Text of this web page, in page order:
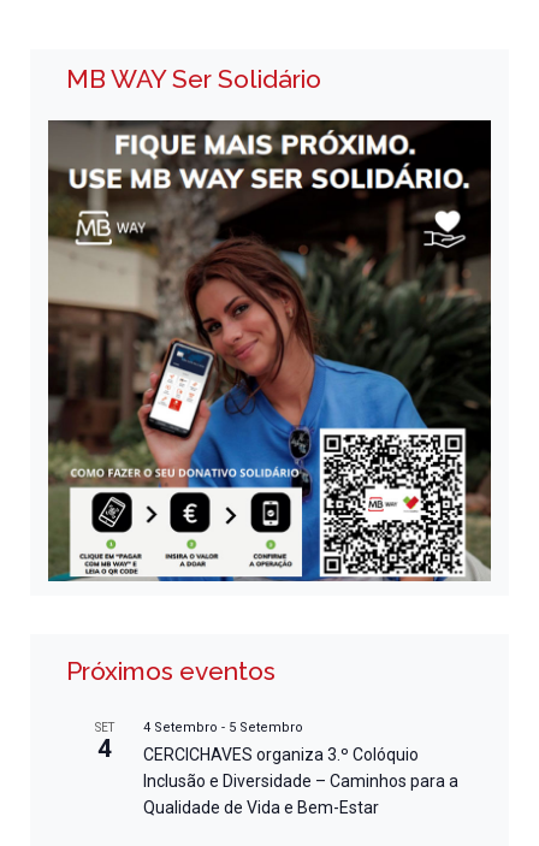
MB WAY Ser Solidário
Próximos eventos
SET
4
4 Setembro - 5 Setembro
CERCICHAVES organiza 3.º Colóquio
Inclusão e Diversidade – Caminhos para a
Qualidade de Vida e Bem-Estar